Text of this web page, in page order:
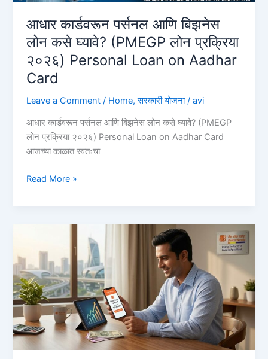
आधार कार्डवरून पर्सनल आणि बिझनेस
लोन कसे घ्यावे? (PMEGP लोन प्रक्रिया
२०२६) Personal Loan on Aadhar
Card
Leave a Comment / Home,सरकारी योजना/avi
आधार कार्डवरून पर्सनल आणि बिझनेस लोन कसे घ्यावे? (PMEGP
लोन प्रक्रिया २०२६) Personal Loan on Aadhar Card
आजच्या काळात स्वतःचा
आधार
लोन
कसे
घ्यावे?
(PMEGP
लोन
प्रक्रिया
२०२६)
Personal
Read More »